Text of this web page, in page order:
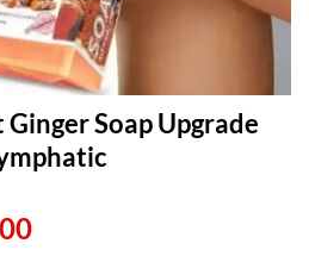
Soap Upgrade
Current